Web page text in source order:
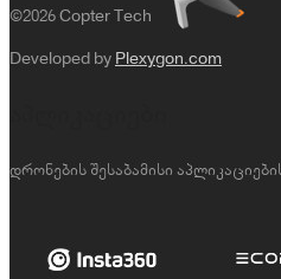
©2026 Copter Tech
Developed by Plexygon.com
დრონების შესაბამისი